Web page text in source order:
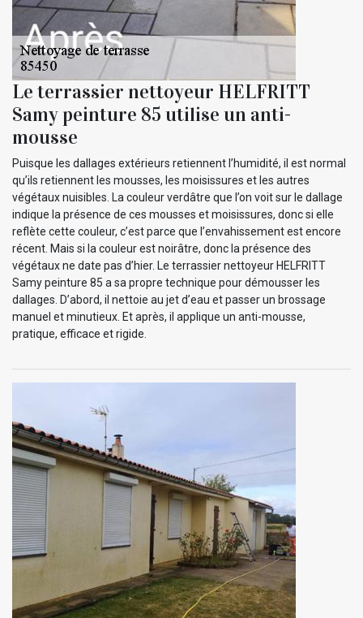
Le terrassier nettoyeur HELFRITT
Samy peinture 85 utilise un anti-
mousse
Puisque les dallages extérieurs retiennent l’humidité, il est normal
qu’ils retiennent les mousses, les moisissures et les autres
végétaux nuisibles. La couleur verdâtre que l’on voit sur le dallage
indique la présence de ces mousses et moisissures, donc si elle
reflète cette couleur, c’est parce que l’envahissement est encore
récent. Mais si la couleur est noirâtre, donc la présence des
végétaux ne date pas d’hier. Le terrassier nettoyeur HELFRITT
Samy peinture 85 a sa propre technique pour démousser les
dallages. D’abord, il nettoie au jet d’eau et passer un brossage
manuel et minutieux. Et après, il applique un anti-mousse,
pratique, efficace et rigide.